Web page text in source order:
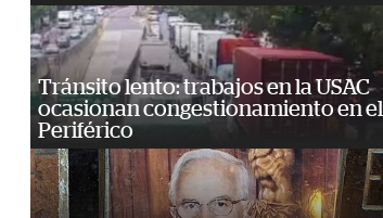
Tránsito lento: trabajos en la USAC
ocasionan congestionamiento en el
Periférico